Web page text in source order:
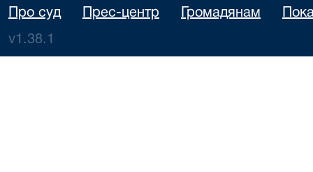
Про суд Прес-центр Громадянам
v1.38.1